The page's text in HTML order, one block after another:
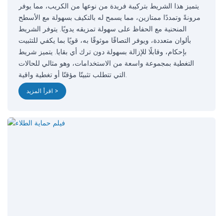
يتميز هذا الشريط بتركيبة فريدة من نوعها من الكريب، مما يوفر
مرونةً وتمددًا ممتازين، مما يسمح له بالتكيف بسهولة مع الأسطح
المنحنية مع الحفاظ على سهولة تمزيقه يدويًا. يتوفر الشريط
بألوان متعددة، ويوفر التصاقًا موثوقًا به، قويًا بما يكفي للتثبيت
بإحكام، وقابلًا للإزالة بسهولة دون ترك أي بقايا. يتميز شريط
التغطية بمجموعة واسعة من الاستخدامات، وهو مثالي للحالات
التي تتطلب تثبيتًا مؤقتًا أو تغطية واقية.
اقرأ المزيد >